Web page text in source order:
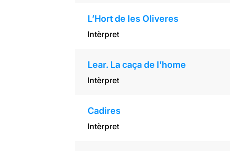
L’Hort de les Oliveres
Intèrpret
Lear. La caça de l’home
Intèrpret
Cadires
Intèrpret